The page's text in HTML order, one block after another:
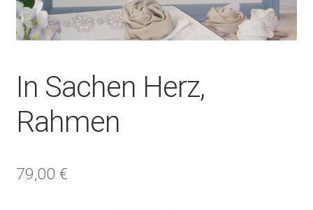
In Sachen Herz,
Rahmen
79,00 €